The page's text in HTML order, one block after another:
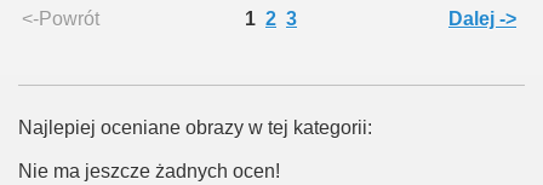
<-Powrót 1 2 3 Dalej ->
Najlepiej oceniane obrazy w tej kategorii:
Nie ma jeszcze żadnych ocen!